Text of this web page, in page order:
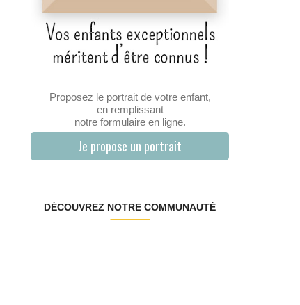
Proposez le portrait de votre enfant,
en remplissant
notre formulaire en ligne.
Je propose un portrait
DÉCOUVREZ NOTRE COMMUNAUTÉ